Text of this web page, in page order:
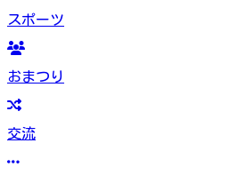
スポーツ
おまつり
交流